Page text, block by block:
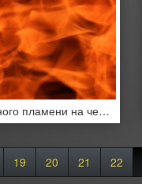
Текстура огненного пламени на черном фоне
19 20 21 22